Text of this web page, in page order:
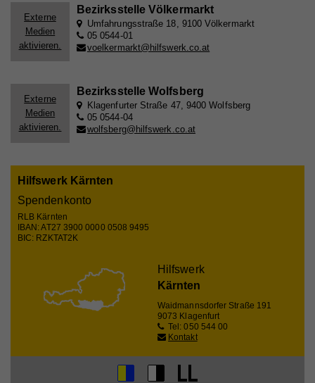
Externe
Medien
aktivieren.
Bezirksstelle Völkermarkt
Umfahrungsstraße 18, 9100 Völkermarkt
05 0544-01
voelkermarkt@hilfswerk.co.at
Externe
Medien
aktivieren.
Bezirksstelle Wolfsberg
Klagenfurter Straße 47, 9400 Wolfsberg
05 0544-04
wolfsberg@hilfswerk.co.at
Hilfswerk Kärnten
Spendenkonto
RLB Kärnten
IBAN: AT27 3900 0000 0508 9495
BIC: RZKTAT2K
Hilfswerk
Kärnten
Waidmannsdorfer Straße 191
9073 Klagenfurt
Tel: 050 544 00
Kontakt
Session
Zweck
Cookie, der zur Aufrechterhaltung der Verbindung
des Walls.io Frontends zum Backend dient (=
Name iutk
Laufzeit 1 Tag
Registriert eine Tracking-ID für das Gerät oder den
__qca
Anbieter
Benutzers auf der Website, z. B. die Anzahl der